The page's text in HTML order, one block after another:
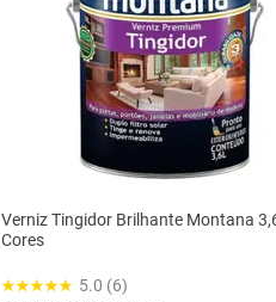
Verniz Tingidor Brilhante Montana
Cores
5.0 (6)